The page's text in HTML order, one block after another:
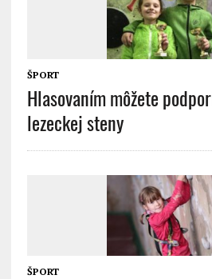
ŠPORT
Hlasovaním môžete
lezeckej steny
ŠPORT